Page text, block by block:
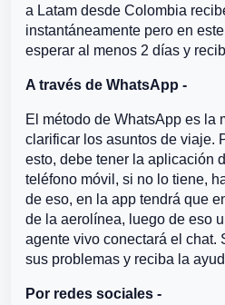
a Latam desde Colombia
instantáneamente pero en
esperar al menos 2 días y
A través de WhatsApp -
El método de WhatsApp es la
clarificar los asuntos de viaje.
esto, debe tener la aplicación
teléfono móvil, si no lo tiene,
de eso, en la app tendrá que
de la aerolínea, luego de eso
agente vivo conectará el chat.
sus problemas y reciba la
Por redes sociales -